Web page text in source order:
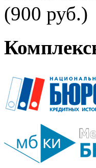
(900 руб.)